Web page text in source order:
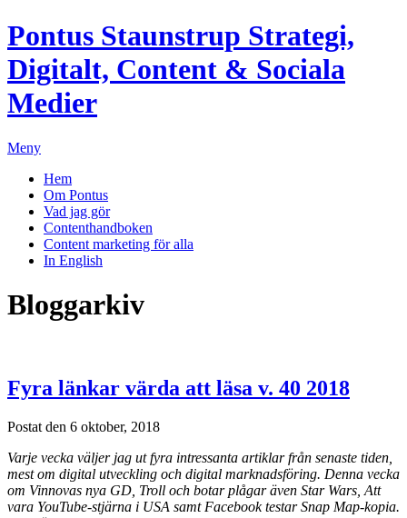
Pontus Staunstrup Strategi,
Digitalt, Content & Sociala
Medier
Meny
Hem
Om Pontus
Vad jag gör
Contenthandboken
Content marketing för alla
In English
Bloggarkiv
Fyra länkar värda att läsa v. 40 2018
Postat den 6 oktober, 2018
Varje vecka väljer jag ut fyra intressanta artiklar från senaste tiden,
mest om digital utveckling och digital marknadsföring. Denna vecka
om Vinnovas nya GD, Troll och botar plågar även Star Wars, Att
vara YouTube-stjärna i USA samt Facebook testar Snap Map-kopia.